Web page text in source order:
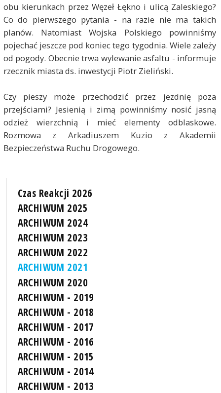
obu kierunkach przez Węzeł Łękno i ulicą Zaleskiego?
Co do pierwszego pytania - na razie nie ma takich
planów. Natomiast Wojska Polskiego powinniśmy
pojechać jeszcze pod koniec tego tygodnia. Wiele zależy
od pogody. Obecnie trwa wylewanie asfaltu - informuje
rzecznik miasta ds. inwestycji Piotr Zieliński.
Czy pieszy może przechodzić przez jezdnię poza
przejściami? Jesienią i zimą powinniśmy nosić jasną
odzież wierzchnią i mieć elementy odblaskowe.
Rozmowa z Arkadiuszem Kuzio z Akademii
Bezpieczeństwa Ruchu Drogowego.
Czas Reakcji 2026
ARCHIWUM 2025
ARCHIWUM 2024
ARCHIWUM 2023
ARCHIWUM 2022
ARCHIWUM 2021
ARCHIWUM 2020
ARCHIWUM - 2019
ARCHIWUM - 2018
ARCHIWUM - 2017
ARCHIWUM - 2016
ARCHIWUM - 2015
ARCHIWUM - 2014
ARCHIWUM - 2013